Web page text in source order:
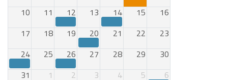
10
11 12 13 14 15
16
17
18 19 20 21 22
23
24
25 26 27 28 29
30
31
1 2 3 4 5 6